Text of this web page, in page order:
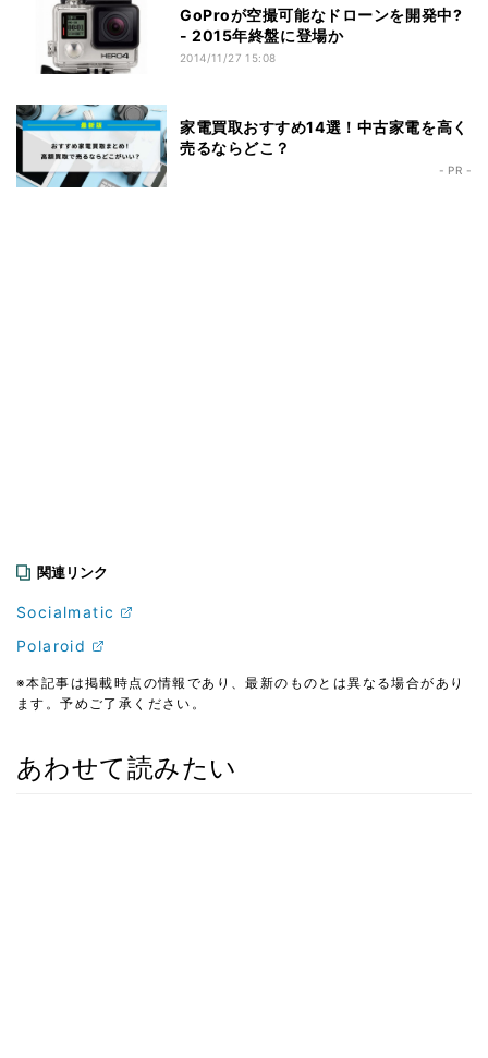
GoProが空撮可能なドローンを開発中?
- 2015年終盤に登場か
2014/11/27 15:08
家電買取おすすめ14選！中古家電を高く
売るならどこ？
- PR -
関連リンク
Socialmatic
Polaroid
※本記事は掲載時点の情報であり、最新のものとは異なる場合があり
ます。予めご了承ください。
あわせて読みたい